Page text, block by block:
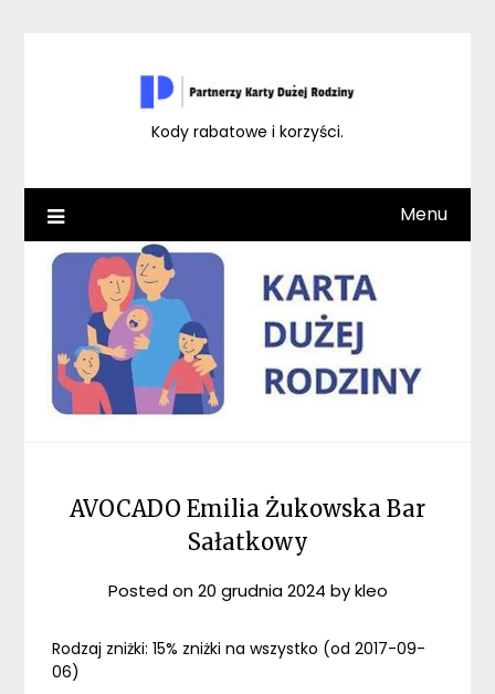
Kody rabatowe i korzyści.
Menu
AVOCADO Emilia Żukowska Bar
Sałatkowy
Posted on20 grudnia 2024 bykleo
Rodzaj zniżki: 15% zniżki na wszystko (od 2017-09-
06)